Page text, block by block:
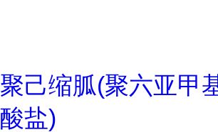
聚己缩胍(聚六亚甲
酸盐)